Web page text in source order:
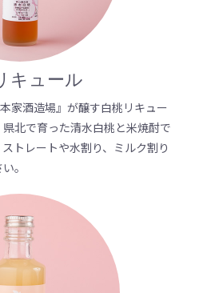
キュール
家酒造場』が醸す白桃リキュー
北で育った清水白桃と米焼酎で
トレートや水割り、ミルク割り
。